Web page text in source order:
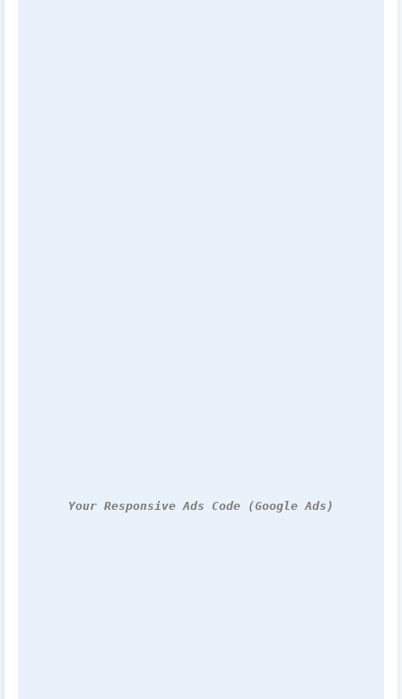
Your Responsive Ads Code (Google Ads)